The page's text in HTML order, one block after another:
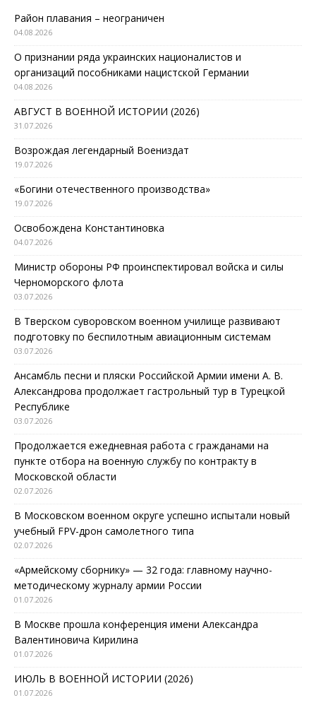
Район плавания – неограничен
04.08.2026
О признании ряда украинских националистов и
организаций пособниками нацистской Германии
04.08.2026
АВГУСТ В ВОЕННОЙ ИСТОРИИ (2026)
31.07.2026
Возрождая легендарный Воениздат
19.07.2026
«Богини отечественного производства»
19.07.2026
Освобождена Константиновка
04.07.2026
Министр обороны РФ проинспектировал войска и силы
Черноморского флота
03.07.2026
В Тверском суворовском военном училище развивают
подготовку по беспилотным авиационным системам
03.07.2026
Ансамбль песни и пляски Российской Армии имени А. В.
Александрова продолжает гастрольный тур в Турецкой
Республике
03.07.2026
Продолжается ежедневная работа с гражданами на
пункте отбора на военную службу по контракту в
Московской области
02.07.2026
В Московском военном округе успешно испытали новый
учебный FPV-дрон самолетного типа
02.07.2026
«Армейскому сборнику» — 32 года: главному научно-
методическому журналу армии России
01.07.2026
В Москве прошла конференция имени Александра
Валентиновича Кирилина
01.07.2026
ИЮЛЬ В ВОЕННОЙ ИСТОРИИ (2026)
01.07.2026